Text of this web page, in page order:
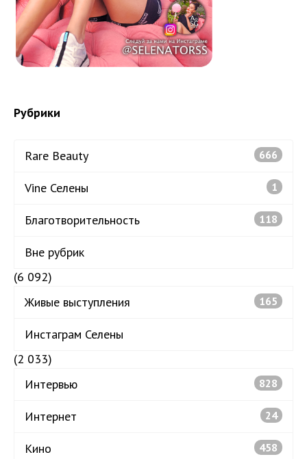
Рубрики
Rare Beauty 666
Vine Селены 1
Благотворительность 118
Вне рубрик
(6 092)
Живые выступления
165
Инстаграм Селены
(2 033)
Интервью
828
Интернет 24
Кино 458